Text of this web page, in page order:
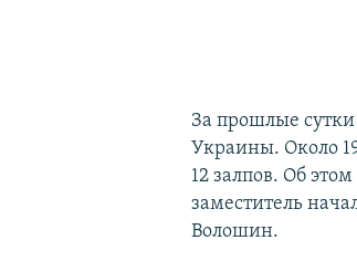
За прошлые
Украины. Около
12 залпов. Об
заместитель
Волошин.